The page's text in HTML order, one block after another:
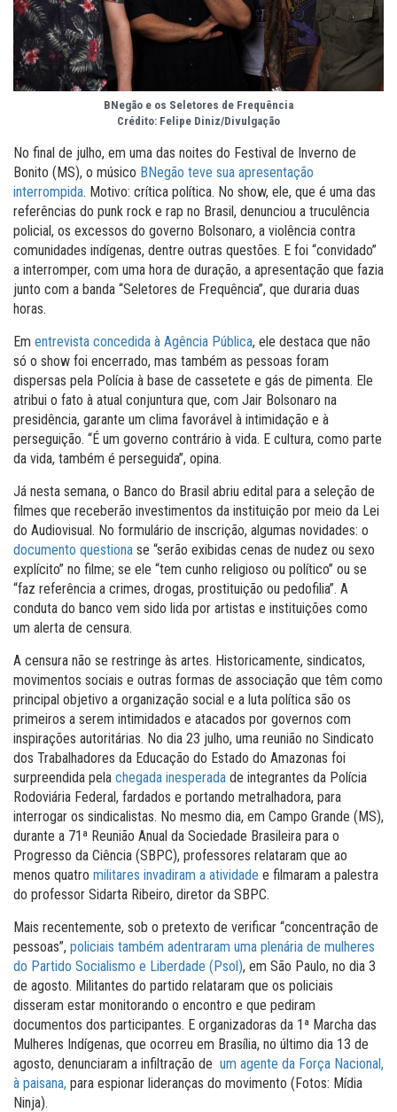
BNegão e os Seletores de Frequência
Crédito: Felipe Diniz/Divulgação
No final de julho, em uma das noites do Festival de Inverno de
Bonito (MS), o músico BNegão teve sua apresentação
interrompida. Motivo: crítica política. No show, ele, que é uma das
referências do punk rock e rap no Brasil, denunciou a truculência
policial, os excessos do governo Bolsonaro, a violência contra
comunidades indígenas, dentre outras questões. E foi “convidado”
a interromper, com uma hora de duração, a apresentação que fazia
junto com a banda “Seletores de Frequência”, que duraria duas
horas.
Em entrevista concedida à Agência Pública, ele destaca que não
só o show foi encerrado, mas também as pessoas foram
dispersas pela Polícia à base de cassetete e gás de pimenta. Ele
atribui o fato à atual conjuntura que, com Jair Bolsonaro na
presidência, garante um clima favorável à intimidação e à
perseguição. “É um governo contrário à vida. E cultura, como parte
da vida, também é perseguida”, opina.
Já nesta semana, o Banco do Brasil abriu edital para a seleção de
filmes que receberão investimentos da instituição por meio da Lei
do Audiovisual. No formulário de inscrição, algumas novidades: o
documento questiona se “serão exibidas cenas de nudez ou sexo
explícito” no filme; se ele “tem cunho religioso ou político” ou se
“faz referência a crimes, drogas, prostituição ou pedofilia”. A
conduta do banco vem sido lida por artistas e instituições como
um alerta de censura.
A censura não se restringe às artes. Historicamente, sindicatos,
movimentos sociais e outras formas de associação que têm como
principal objetivo a organização social e a luta política são os
primeiros a serem intimidados e atacados por governos com
inspirações autoritárias. No dia 23 julho, uma reunião no Sindicato
dos Trabalhadores da Educação do Estado do Amazonas foi
surpreendida pela chegada inesperada de integrantes da Polícia
Rodoviária Federal, fardados e portando metralhadora, para
interrogar os sindicalistas. No mesmo dia, em Campo Grande (MS),
durante a 71ª Reunião Anual da Sociedade Brasileira para o
Progresso da Ciência (SBPC), professores relataram que ao
menos quatro militares invadiram a atividade e filmaram a palestra
do professor Sidarta Ribeiro, diretor da SBPC.
Mais recentemente, sob o pretexto de verificar “concentração de
pessoas”, policiais também adentraram uma plenária de mulheres
do Partido Socialismo e Liberdade (Psol), em São Paulo, no dia 3
de agosto. Militantes do partido relataram que os policiais
disseram estar monitorando o encontro e que pediram
documentos dos participantes. E organizadoras da 1ª Marcha das
Mulheres Indígenas, que ocorreu em Brasília, no último dia 13 de
agosto, denunciaram a infiltração de um agente da Força Nacional,
à paisana, para espionar lideranças do movimento (Fotos: Mídia
Ninja).